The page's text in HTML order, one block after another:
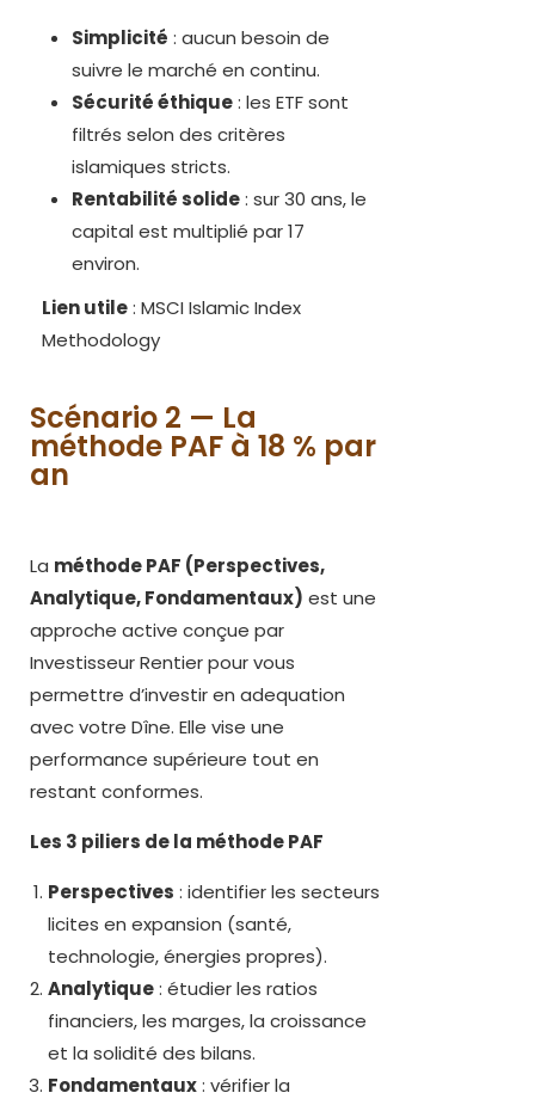
Simplicité : aucun besoin de
suivre le marché en continu.
Sécurité éthique: les ETF sont
filtrés selon des critères
islamiques stricts.
Rentabilité solide: sur 30 ans, le
capital est multiplié par 17
environ.
Lien utile: MSCI Islamic Index
Methodology
Scénario 2 — La
méthode PAF à 18 % par
an
La méthode PAF (Perspectives,
Analytique, Fondamentaux) est une
approche active conçue par
Investisseur Rentier pour vous
permettre d’investir en adequation
avec votre Dîne. Elle vise une
performance supérieure tout en
restant conformes.
Les 3 piliers de la méthode PAF
Perspectives : identifier les secteurs
licites en expansion (santé,
technologie, énergies propres).
Analytique: étudier les ratios
financiers, les marges, la croissance
et la solidité des bilans.
Fondamentaux: vérifier la